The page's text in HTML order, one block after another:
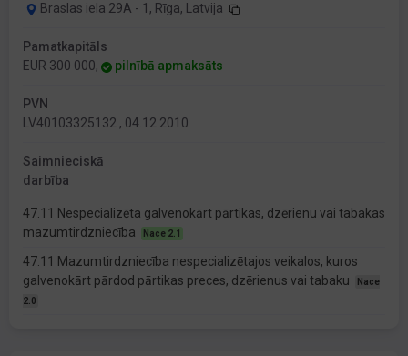
Braslas iela 29A - 1, Rīga, Latvija
Pamatkapitāls
EUR 300 000,
pilnībā apmaksāts
PVN
LV40103325132 , 04.12.2010
Saimnieciskā
darbība
47.11 Nespecializēta galvenokārt pārtikas, dzērienu vai tabakas
mazumtirdzniecība
Nace 2.1
47.11 Mazumtirdzniecība nespecializētajos veikalos, kuros
galvenokārt pārdod pārtikas preces, dzērienus vai tabaku
Nace
2.0